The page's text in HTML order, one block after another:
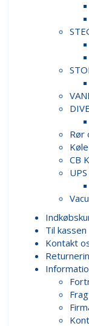
Rør
CB
Til kassen
Kontakt